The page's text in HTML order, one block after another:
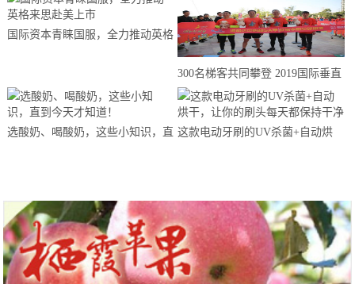
国际资本青睐国服，全力推动英格
300名梯客共同攀登 2019国际垂直
马拉松超级精英赛顺德海骏达中心
站欢乐开跑
选酸奶、喝酸奶，这些小知识，直 这款电动牙刷的UV杀菌+自动烘